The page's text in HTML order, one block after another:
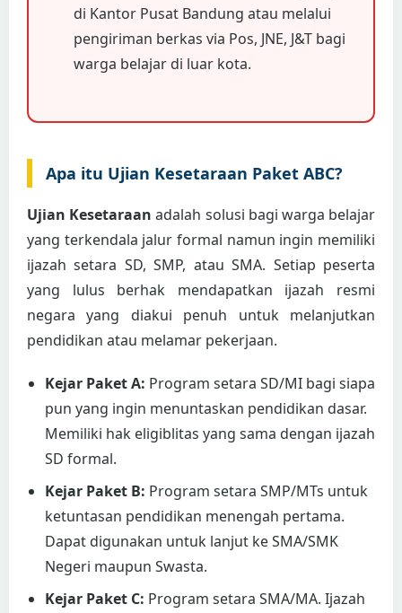
di Kantor Pusat Bandung atau melalui
pengiriman berkas via Pos, JNE, J&T bagi
warga belajar di luar kota.
Apa itu Ujian Kesetaraan Paket ABC?
Ujian Kesetaraan adalah solusi bagi warga belajar
yang terkendala jalur formal namun ingin memiliki
ijazah setara SD, SMP, atau SMA. Setiap peserta
yang lulus berhak mendapatkan ijazah resmi
negara yang diakui penuh untuk melanjutkan
pendidikan atau melamar pekerjaan.
Kejar Paket A: Program setara SD/MI bagi siapa
pun yang ingin menuntaskan pendidikan dasar.
Memiliki hak eligiblitas yang sama dengan ijazah
SD formal.
Kejar Paket B: Program setara SMP/MTs untuk
ketuntasan pendidikan menengah pertama.
Dapat digunakan untuk lanjut ke SMA/SMK
Negeri maupun Swasta.
Kejar Paket C: Program setara SMA/MA. Ijazah